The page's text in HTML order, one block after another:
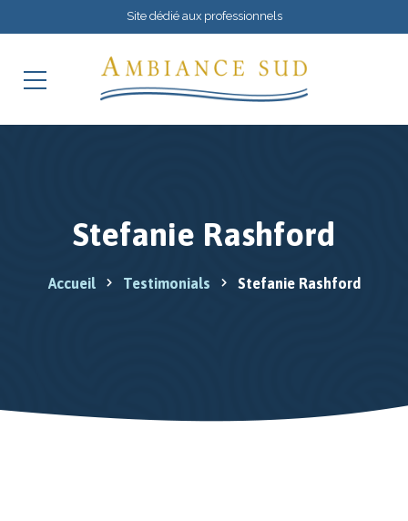
Site dédié aux professionnels
Stefanie Rashford
Accueil Testimonials Stefanie Rashford